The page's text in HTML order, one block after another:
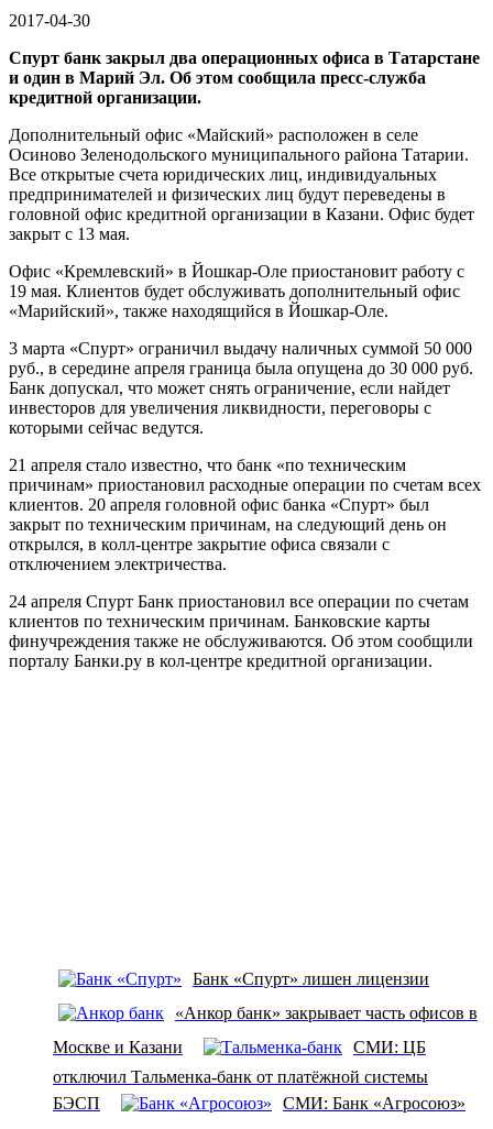
чтения
2017-04-30
Спурт банк закрыл два операционных офиса в Татарстане
и один в Марий Эл. Об этом сообщила пресс-служба
кредитной организации.
Дополнительный офис «Майский» расположен в селе
Осиново Зеленодольского муниципального района Татарии.
Все открытые счета юридических лиц, индивидуальных
предпринимателей и физических лиц будут переведены в
головной офис кредитной организации в Казани. Офис будет
закрыт с 13 мая.
Офис «Кремлевский» в Йошкар-Оле приостановит работу с
19 мая. Клиентов будет обслуживать дополнительный офис
«Марийский», также находящийся в Йошкар-Оле.
3 марта «Спурт» ограничил выдачу наличных суммой 50 000
руб., в середине апреля граница была опущена до 30 000 руб.
Банк допускал, что может снять ограничение, если найдет
инвесторов для увеличения ликвидности, переговоры с
которыми сейчас ведутся.
21 апреля стало известно, что банк «по техническим
причинам» приостановил расходные операции по счетам всех
клиентов. 20 апреля головной офис банка «Спурт» был
закрыт по техническим причинам, на следующий день он
открылся, в колл-центре закрытие офиса связали с
отключением электричества.
24 апреля Спурт Банк приостановил все операции по счетам
клиентов по техническим причинам. Банковские карты
финучреждения также не обслуживаются. Об этом сообщили
порталу Банки.ру в кол-центре кредитной организации.
Банк «Спурт» лишен лицензии
«Анкор банк» закрывает часть офисов в
Москве и Казани
СМИ: ЦБ
отключил Тальменка-банк от платёжной системы
БЭСП
СМИ: Банк «Агросоюз»